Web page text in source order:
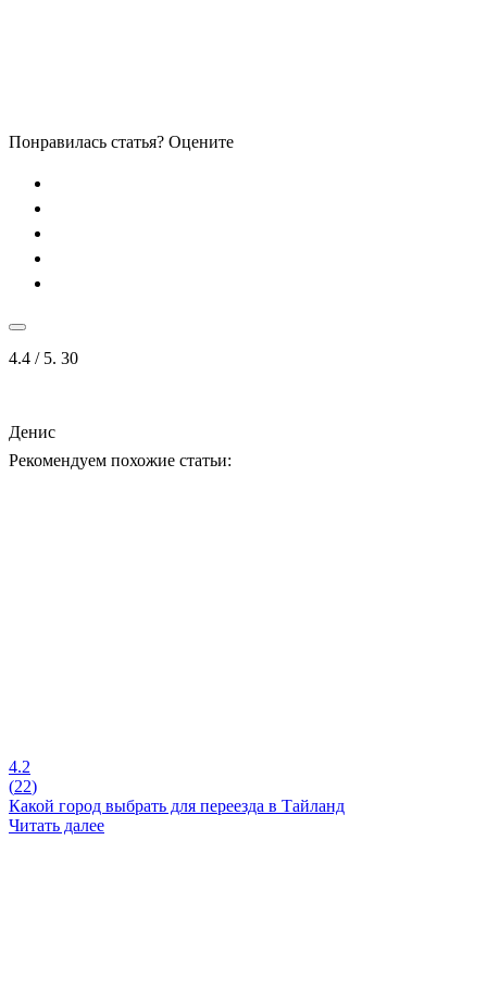
Понравилась статья? Оцените
4.4 / 5. 30
Денис
Рекомендуем похожие статьи:
4.2
(22)
Какой город выбрать для переезда в Тайланд
Читать далее